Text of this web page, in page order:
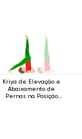
Kriya de Elevação e
Abaixamento de
Pernas na Posição